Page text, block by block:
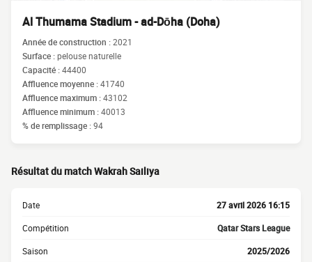
Al Thumama Stadium - ad-Dōha (Doha)
Année de construction :2021
Surface :pelouse naturelle
Capacité :44400
Affluence moyenne :41740
Affluence maximum :43102
Affluence minimum :40013
% de remplissage :94
Résultat du match Wakrah Sailiya
Date 27 avril 2026 16:15
Compétition Qatar Stars League
Saison 2025/2026